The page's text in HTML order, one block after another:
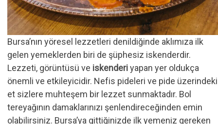
Bursa’nın yöresel lezzetleri denildiğinde aklımıza ilk
gelen yemeklerden biri de şüphesiz iskenderdir.
Lezzeti, görüntüsü ve iskenderiyapan yer oldukça
önemli ve etkileyicidir. Nefis pideleri ve pide üzerindeki
et sizlere muhteşem bir lezzet sunmaktadır. Bol
tereyağının damaklarınızı şenlendireceğinden emin
olabilirsiniz. Bursa’ya gittiğinizde ilk yemeniz gereken